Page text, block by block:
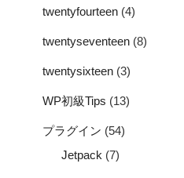
twentyfourteen (4)
twentyseventeen (8)
twentysixteen (3)
WP初級Tips (13)
プラグイン (54)
Jetpack (7)